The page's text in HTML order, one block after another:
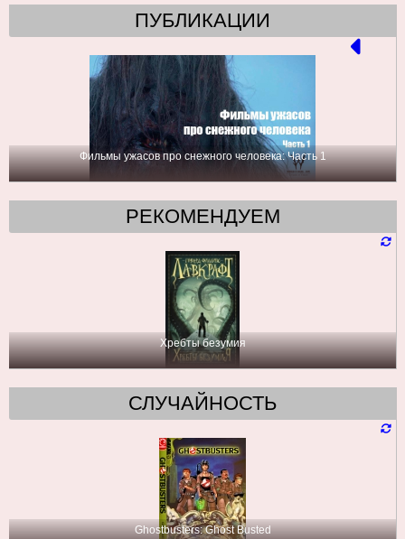
ПУБЛИКАЦИИ
Фильмы ужасов про снежного человека: Часть 1
РЕКОМЕНДУЕМ
Хребты безумия
СЛУЧАЙНОСТЬ
Ghostbusters: Ghost Busted